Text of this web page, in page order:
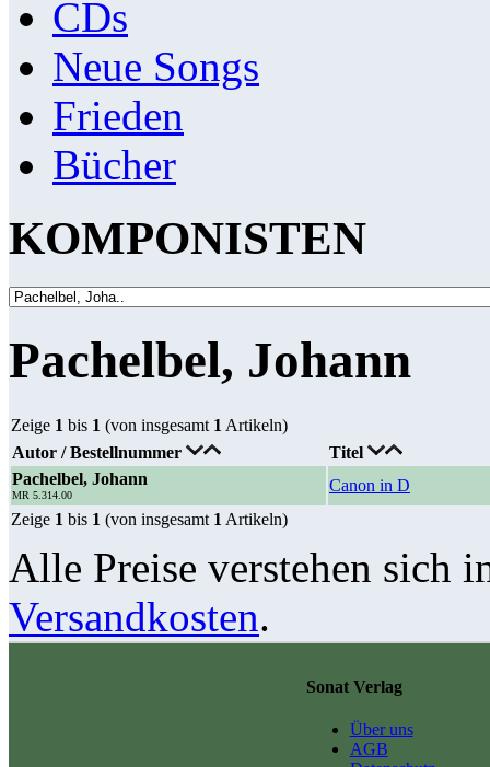
CDs
Neue Songs
Frieden
Bücher
KOMPONISTEN
Pachelbel, Johann
Zeige 1 bis 1 (von insgesamt 1 Artikeln)
Autor / Bestellnummer
Titel
Pachelbel, Johann
MR 5.314.00
Canon in D
Zeige 1 bis 1 (von insgesamt 1 Artikeln)
Alle Preise verstehen sich
Versandkosten.
Sonat Verlag
Über uns
AGB